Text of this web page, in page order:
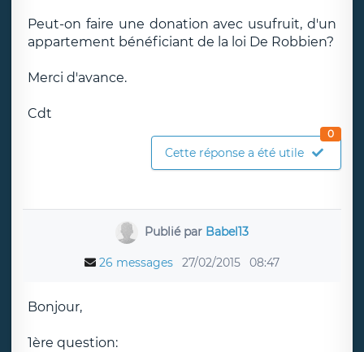
Peut-on faire une donation avec usufruit, d'un
appartement bénéficiant de la loi De Robbien?
Merci d'avance.
Cdt
Cette réponse a été utile
0
Publié par Babel13
26 messages 27/02/2015 08:47
Bonjour,
1ère question: